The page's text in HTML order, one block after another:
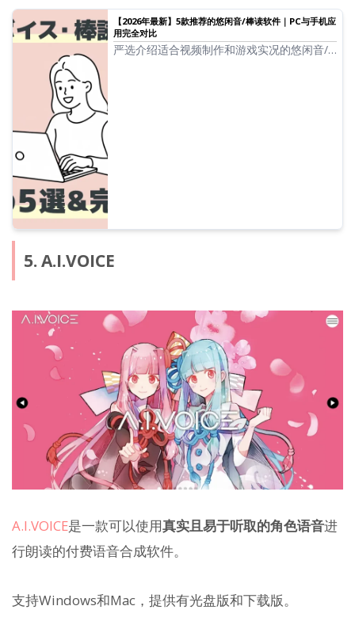
【2026年最新】5款推荐的悠闲音/棒读软件｜PC与手机应
用完全对比
严选介绍适合视频制作和游戏实况的悠闲音/
5. A.I.VOICE
A.I.VOICE是一款可以使用真实且易于听取的角色语音进
行朗读的付费语音合成软件。
支持Windows和Mac，提供有光盘版和下载版。